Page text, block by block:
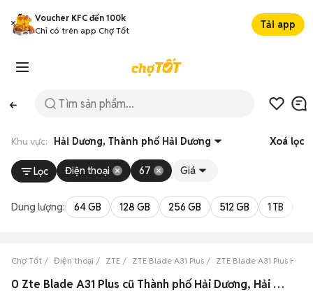
Voucher KFC đến 100k
Chỉ có trên app Chợ Tốt
Tải app
Khu vực: Hải Dương, Thành phố Hải Dương Xoá lọc
Lọc Điện thoại 67 Giá
Dung lượng: 64 GB 128 GB 256 GB 512 GB 1 TB
Chợ Tốt Điện thoại ZTE ZTE Blade A31 Plus ZTE Blade A31 Plus Hải
0 Zte Blade A31 Plus cũ Thành phố Hải Dương, Hải Dương đẹp